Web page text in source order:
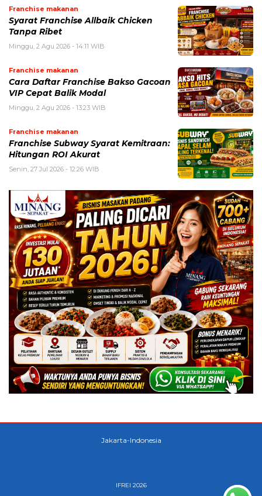
Franchise makanan
Syarat Franchise Allbaik Chicken
Tanpa Ribet
Minggu, 2 Agu 2026 - 14:11 WIB
Franchise makanan
Cara Daftar Franchise Bakso Gacoan
VIP Cepat Balik Modal
Minggu, 2 Agu 2026 - 13:23 WIB
Franchise makanan
Franchise Subway Syarat Kemitraan:
Hitungan ROI Akurat
Senin, 27 Jul 2026 - 12:26 WIB
Jakarta-Indonesia
IFREI 2026